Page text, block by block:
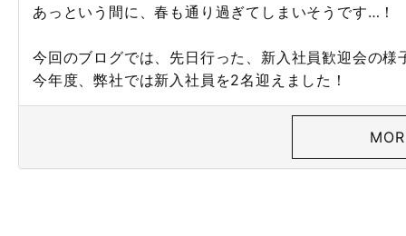
あっという間に、春も通り過ぎてしまいそうです…！
今回のブログでは、先日行った、新入社員歓迎会の様
今年度、弊社では新入社員を2名迎えました！